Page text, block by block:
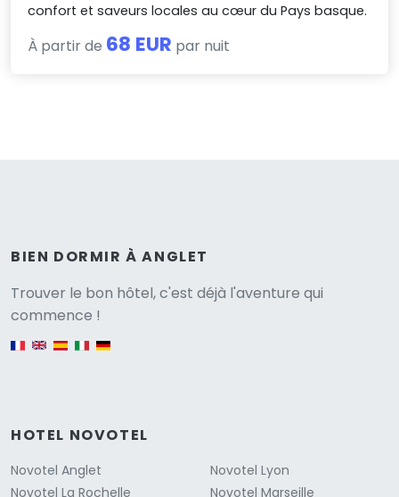
confort et saveurs locales au cœur du Pays basque.
À partir de 68 EUR par nuit
BIEN DORMIR À ANGLET
Trouver le bon hôtel, c'est déjà l'aventure qui
commence !
HOTEL NOVOTEL
Novotel Anglet
Novotel La Rochelle
Novotel Lyon
Novotel Marseille